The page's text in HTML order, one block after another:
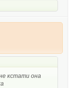
кстати она